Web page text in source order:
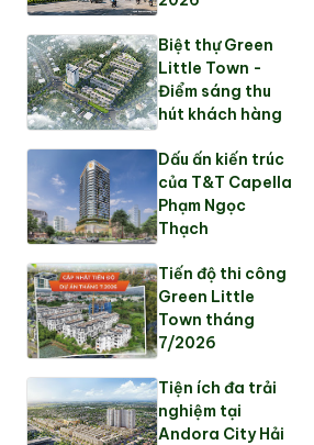
Biệt thự Green
Little Town -
Điểm sáng thu
hút khách hàng
Dấu ấn kiến trúc
của T&T Capella
Phạm Ngọc
Thạch
Tiến độ thi công
Green Little
Town tháng
7/2026
Tiện ích đa trải
nghiệm tại
Andora City Hải